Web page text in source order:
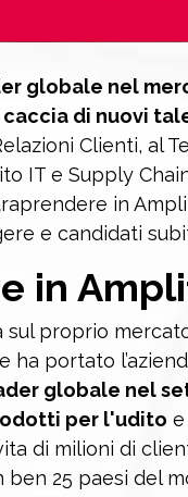
globale nel
di nuovi
Clienti, al
IT e Supply
in
e candidati
in
proprio
ha portato
globale nel
per l'udito
di milioni di
ben 25 paesi del